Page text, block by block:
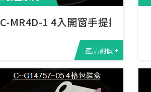
C-MR4D-1 4入開窗手提折疊盒
產品詢價 +